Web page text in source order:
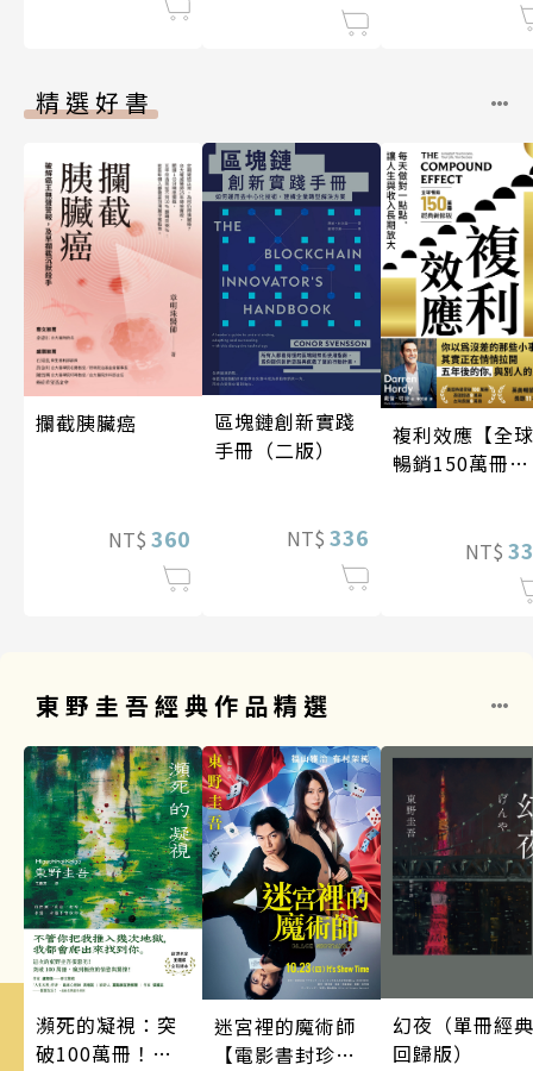
精選好書
攔截胰臟癌
NT$ 360
區塊鏈創新實踐
手冊（二版）
NT$ 336
複利效應【全球
暢銷150萬冊・
NT$
東野圭吾經典作品精選
瀕死的凝視：突
破100萬冊！這
迷宮裡的魔術師
【電影書封珍藏
幻夜（單冊經典
回歸版）